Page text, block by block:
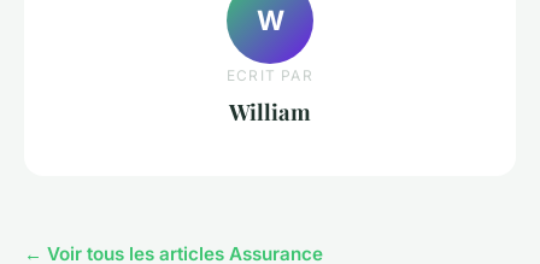
W
ECRIT PAR
William
← Voir tous les articles Assurance